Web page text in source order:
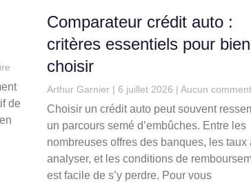
de
Comparateur crédit auto :
critères essentiels pour bien
choisir
Arthur Garnier 6 juillet 2026 Aucun
Choisir un crédit auto peut souvent
un parcours semé d’embûches. Entre les
nombreuses offres des banques, les taux
analyser, et les conditions de
est facile de s’y perdre. Pour vous